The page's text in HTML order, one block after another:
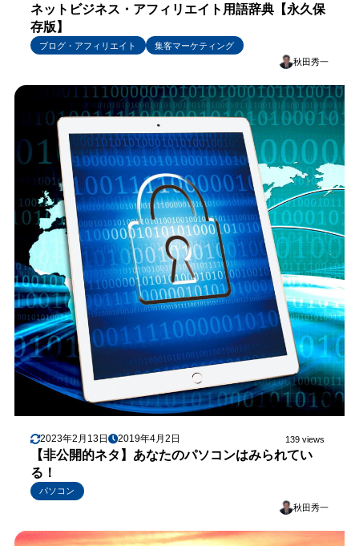
ネットビジネス・アフィリエイト用語辞典【永久保
存版】
ブログ・アフィリエイト
集客マーケティング
秋田秀一
2023年2月13日 2019年4月2日 139 views
【非公開的ネタ】あなたのパソコンはみられてい
る！
パソコン
秋田秀一